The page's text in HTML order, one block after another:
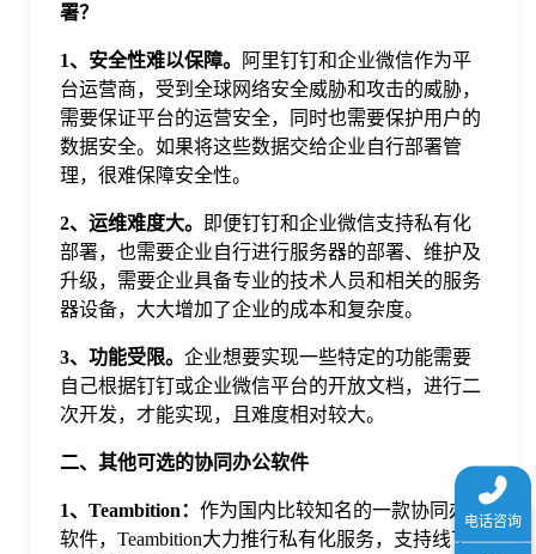
署？
1、安全性难以保障。
阿里钉钉和企业微信作为平
台运营商，受到全球网络安全威胁和攻击的威胁，
需要保证平台的运营安全，同时也需要保护用户的
数据安全。如果将这些数据交给企业自行部署管
理，很难保障安全性。
2、运维难度大。
即便钉钉和企业微信支持私有化
部署，也需要企业自行进行服务器的部署、维护及
升级，需要企业具备专业的技术人员和相关的服务
器设备，大大增加了企业的成本和复杂度。
3、功能受限。 企业想要实现一些特定的功能需要
自己根据钉钉或企业微信平台的开放文档，进行二
次开发，才能实现，且难度相对较大。
二、其他可选的协同办公软件
1、Teambition： 作为国内比较知名的一款协同办公
软件，Teambition大力推行私有化服务，支持线下